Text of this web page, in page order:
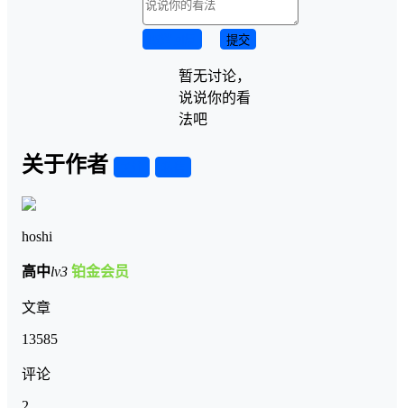
提交
暂无讨论，
说说你的看
法吧
关于作者
hoshi
高中lv3 铂金会员
文章
13585
评论